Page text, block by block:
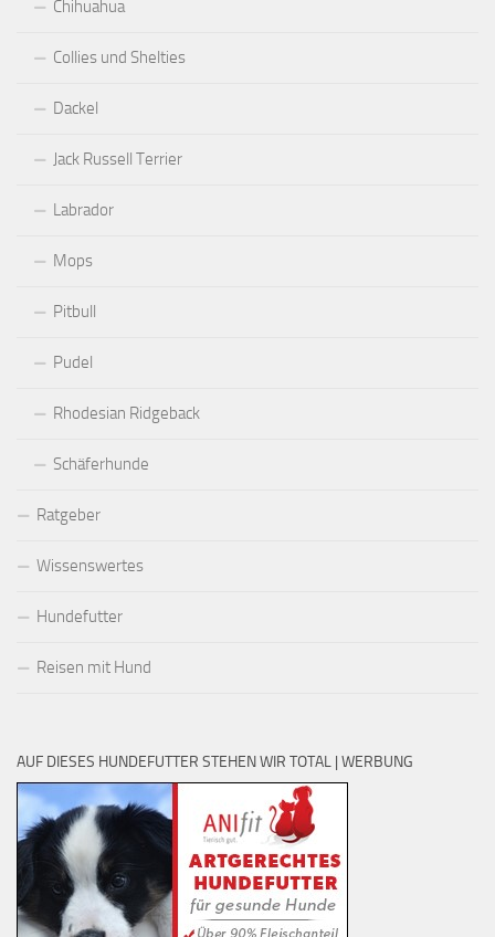
Chihuahua
Collies und Shelties
Dackel
Jack Russell Terrier
Labrador
Mops
Pitbull
Pudel
Rhodesian Ridgeback
Schäferhunde
Ratgeber
Wissenswertes
Hundefutter
Reisen mit Hund
AUF DIESES HUNDEFUTTER STEHEN WIR TOTAL | WERBUNG